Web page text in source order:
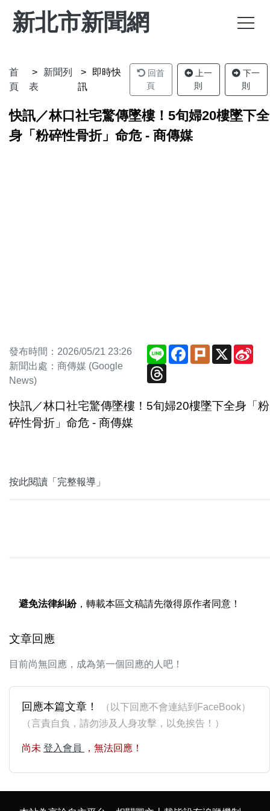
新北市新聞網
首
頁
新聞列
表
即時快
訊
回首
頁
上一
則
下一
則
快訊／林口社宅驚傳墜樓！5旬婦20樓墜下全
身「粉碎性骨折」命危 - 商傳媒
發布時間：2026/05/21 23:26
新聞出處：商傳媒 (Google
News)
Line Facebook
Plurk X
快訊／林口社宅驚傳墜樓！5旬婦20樓墜下全身「粉
碎性骨折」命危 - 商傳媒
按此閱讀「完整報導」
避免法律糾紛，轉載本區文稿請先徵得原作者同意！
文章回應
目前尚無回應，成為第一個回應的人吧！
回應本篇文章！
（以下回應不會連結到FaceBook）
（言責自負，請勿涉及人身攻擊，以免挨告！）
尚未 登入會員 ，無法回應！